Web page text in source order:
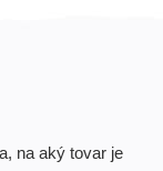
na aký tovar je